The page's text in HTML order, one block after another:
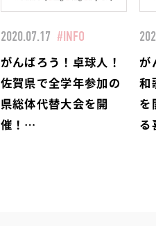
2020.07.17 #INFO
がんばろう！卓球人！
佐賀県で全学年参加の
県総体代替大会を開
催！…
が
和
を
る